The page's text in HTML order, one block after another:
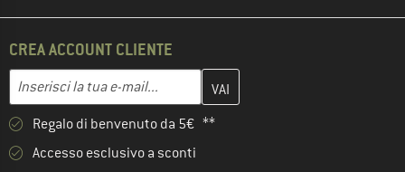
CREA ACCOUNT CLIENTE
Indirizzo e-mail
Inserisci qui il tuo indirizzo e-mail e crea il tuo account cliente
Regalo di benvenuto da 5€ **
Accesso esclusivo a sconti